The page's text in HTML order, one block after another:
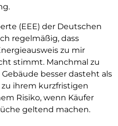
(EEE) der Deutschen
regelmäßig, dass
zu mir
stimmt. Manchmal zu
besser dasteht als
ihrem kurzfristigen
Risiko, wenn Käufer
geltend machen.